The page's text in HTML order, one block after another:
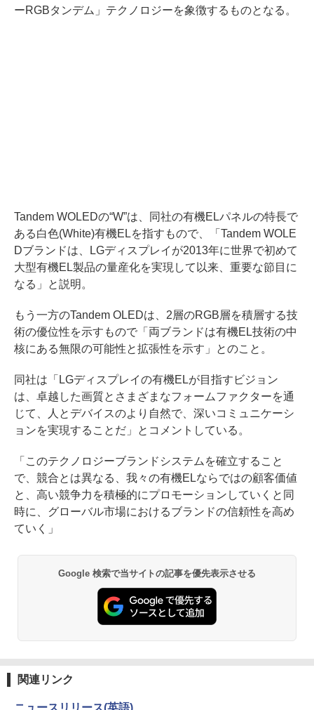
ーRGBタンデム」テクノロジーを象徴するものとなる。
Tandem WOLEDの“W”は、同社の有機ELパネルの特長で
ある白色(White)有機ELを指すもので、「Tandem WOLE
Dブランドは、LGディスプレイが2013年に世界で初めて
大型有機EL製品の量産化を実現して以来、重要な節目に
なる」と説明。
もう一方のTandem OLEDは、2層のRGB層を積層する技
術の優位性を示すもので「両ブランドは有機EL技術の中
核にある無限の可能性と拡張性を示す」とのこと。
同社は「LGディスプレイの有機ELが目指すビジョン
は、卓越した画質とさまざまなフォームファクターを通
じて、人とデバイスのより自然で、深いコミュニケーシ
ョンを実現することだ」とコメントしている。
「このテクノロジーブランドシステムを確立すること
で、競合とは異なる、我々の有機ELならではの顧客価値
と、高い競争力を積極的にプロモーションしていくと同
時に、グローバル市場におけるブランドの信頼性を高め
ていく」
Google 検索で当サイトの記事を優先表示させる
関連リンク
ニュースリリース(英語)